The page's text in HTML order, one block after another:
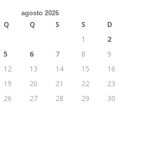
agosto 2026
Q Q S S
D
1
2
5 6 7 8
9
12 13 14 15
16
19 20 21 22
23
26 27 28 29
30